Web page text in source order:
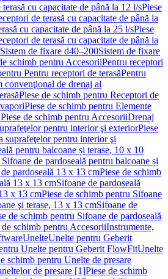
cu capacitate de până la 12 l/sPiese
de terasă cu capacitate de până la
cu capacitate de până la 25 l/sPiese
de terasă cu capacitate de până la
Sistem de fixare d40–200Sistem de fixare
schimb pentru AccesoriiPentru receptori
Pentru receptori de terasăPentru
convenţional de drenaj al
Piese de schimb pentru Receptori de
Piese de schimb pentru Elemente
Piese de schimb pentru AccesoriiDrenaj
pentru interior şi exteriorPiese
suprafeţelor pentru interior şi
pentru balcoane și terase, 10 x 10
de pardoseală pentru balcoane și
pardoseală 13 x 13 cmPiese de schimb
13 x 13 cmSifoane de pardoseală
x 13 cmPiese de schimb pentru Sifoane
şi terase, 13 x 13 cmSifoane de
de schimb pentru Sifoane de pardoseală
de schimb pentru AccesoriiInstrumente,
UnelteUnelte pentru Geberit
Unelte pentru Geberit FlowFitUnelte
schimb pentru Unelte de presare
de presare [1]Piese de schimb